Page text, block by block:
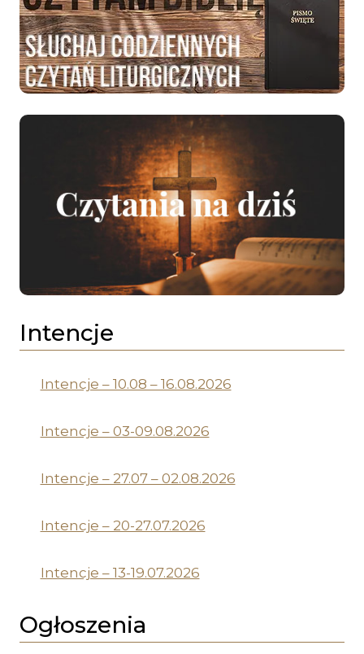
Intencje
Intencje – 10.08 – 16.08.2026
Intencje – 03-09.08.2026
Intencje – 27.07 – 02.08.2026
Intencje – 20-27.07.2026
Intencje – 13-19.07.2026
Ogłoszenia